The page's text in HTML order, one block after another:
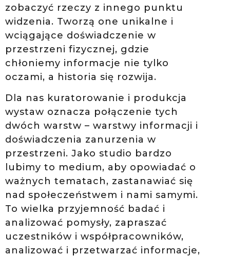
zobaczyć rzeczy z innego punktu
widzenia. Tworzą one unikalne i
wciągające doświadczenie w
przestrzeni fizycznej, gdzie
chłoniemy informacje nie tylko
oczami, a historia się rozwija.
Dla nas kuratorowanie i produkcja
wystaw oznacza połączenie tych
dwóch warstw – warstwy informacji i
doświadczenia zanurzenia w
przestrzeni. Jako studio bardzo
lubimy to medium, aby opowiadać o
ważnych tematach, zastanawiać się
nad społeczeństwem i nami samymi.
To wielka przyjemność badać i
analizować pomysły, zapraszać
uczestników i współpracowników,
analizować i przetwarzać informacje,